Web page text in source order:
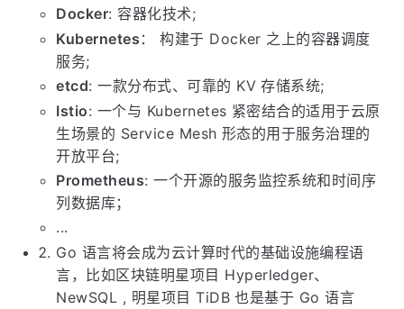
Docker: 容器化技术;
Kubernetes ： 构建于 Docker 之上的容器调度
服务;
etcd: 一款分布式、可靠的 KV 存储系统;
Istio: 一个与 Kubernetes 紧密结合的适用于云原
生场景的 Service Mesh 形态的用于服务治理的
开放平台;
Prometheus: 一个开源的服务监控系统和时间序
列数据库；
...
Go 语言将会成为云计算时代的基础设施编程语
言，比如区块链明星项目 Hyperledger、
NewSQL , 明星项目 TiDB 也是基于 Go 语言